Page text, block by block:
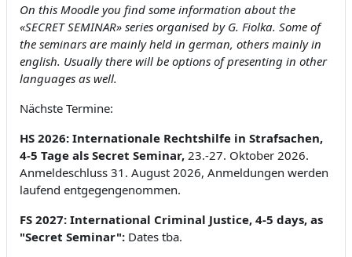
On this Moodle you find some information about the
«SECRET SEMINAR» series organised by G. Fiolka. Some of
the seminars are mainly held in german, others mainly in
english. Usually there will be options of presenting in other
languages as well.
Nächste Termine:
HS 2026: Internationale Rechtshilfe in Strafsachen,
4-5 Tage als Secret Seminar, 23.-27. Oktober 2026.
Anmeldeschluss 31. August 2026, Anmeldungen werden
laufend entgegengenommen.
FS 2027: International Criminal Justice, 4-5 days, as
"Secret Seminar": Dates tba.